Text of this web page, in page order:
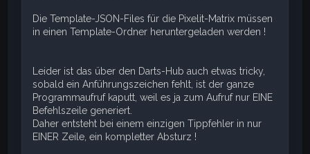
Die Template-JSON-Files für die Pixelit-Matrix müssen
in einen Template-Ordner heruntergeladen werden !
Leider ist das über den Darts-Hub auch etwas tricky,
sobald ein Anführungszeichen fehlt, ist der ganze
Programmaufruf kaputt, weil es ja zum Aufruf nur EINE
Befehlszeile generiert.
Daher entsteht bei einem einzigen Tippfehler in nur
EINER Zeile, ein kompletter Absturz !